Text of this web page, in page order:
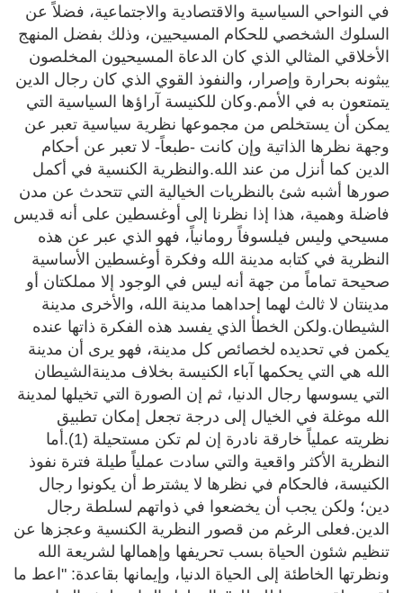
في النواحي السياسية والاقتصادية والاجتماعية، فضلاً عن
السلوك الشخصي للحكام المسيحيين، وذلك بفضل المنهج
الأخلاقي المثالي الذي كان الدعاة المسيحيون المخلصون
يبثونه بحرارة وإصرار، والنفوذ القوي الذي كان رجال الدين
يتمتعون به في الأمم.وكان للكنيسة آراؤها السياسية التي
يمكن أن يستخلص من مجموعها نظرية سياسية تعبر عن
وجهة نظرها الذاتية وإن كانت -طبعاً- لا تعبر عن أحكام
الدين كما أنزل من عند الله.والنظرية الكنسية في أكمل
صورها أشبه شئ بالنظريات الخيالية التي تتحدث عن مدن
فاضلة وهمية، هذا إذا نظرنا إلى أوغسطين على أنه قديس
مسيحي وليس فيلسوفاً رومانياً، فهو الذي عبر عن هذه
النظرية في كتابه مدينة الله وفكرة أوغسطين الأساسية
صحيحة تماماً من جهة أنه ليس في الوجود إلا مملكتان أو
مدينتان لا ثالث لهما إحداهما مدينة الله، والأخرى مدينة
الشيطان.ولكن الخطأ الذي يفسد هذه الفكرة ذاتها عنده
يكمن في تحديده لخصائص كل مدينة، فهو يرى أن مدينة
الله هي التي يحكمها آباء الكنيسة بخلاف مدينةالشيطان
التي يسوسها رجال الدنيا، ثم إن الصورة التي تخيلها لمدينة
الله موغلة في الخيال إلى درجة تجعل إمكان تطبيق
نظريته عملياً خارقة نادرة إن لم تكن مستحيلة (1).أما
النظرية الأكثر واقعية والتي سادت عملياً طيلة فترة نفوذ
الكنيسة، فالحكام في نظرها لا يشترط أن يكونوا رجال
دين؛ ولكن يجب أن يخضعوا في ذواتهم لسلطة رجال
الدين.فعلى الرغم من قصور النظرية الكنسية وعجزها عن
تنظيم شئون الحياة بسب تحريفها وإهمالها لشريعة الله
ونظرتها الخاطئة إلى الحياة الدنيا، وإيمانها بقاعدة: "اعط ما